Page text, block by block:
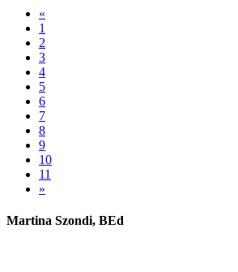
«
1
2
3
4
5
6
7
8
9
10
11
»
Martina Szondi, BEd